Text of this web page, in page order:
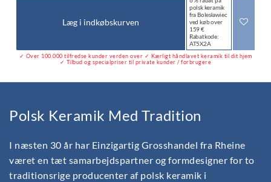
Læg i indkøbskurven
polsk keramik
fra Bolesławiec
ved køb over
159 €
Rabatkode:
AT5X2A
✓ Over 100.000 tilfredse kunder verden over ✓ Kærligt håndlavet keramik til dit hjem
✓ Tilbud og specialpriser til private kunder / forbrugere
Polsk Keramik Med Tradition
I næsten 30 år har Einzigartig Grosshandel fra Rheine
været en tæt samarbejdspartner og formdesigner for to
traditionsrige producenter af polsk keramik i